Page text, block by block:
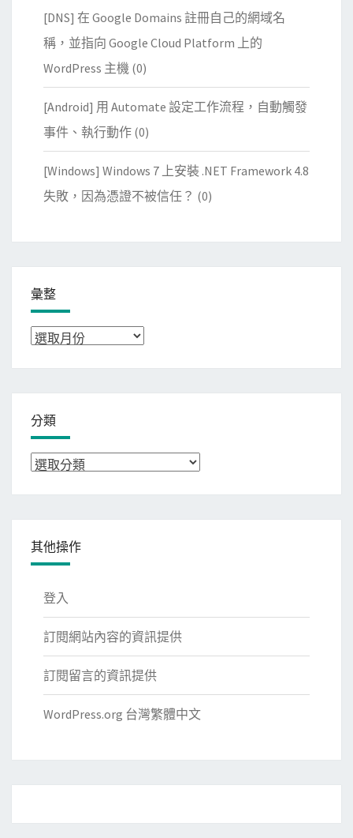
[DNS] 在 Google Domains 註冊自己的網域名
稱，並指向 Google Cloud Platform 上的
WordPress 主機 (0)
[Android] 用 Automate 設定工作流程，自動觸發
事件、執行動作 (0)
[Windows] Windows 7 上安裝 .NET Framework 4.8
失敗，因為憑證不被信任？ (0)
彙整
彙
分類
分
其他操作
登入
訂閱網站內容的資訊提供
訂閱留言的資訊提供
WordPress.org 台灣繁體中文